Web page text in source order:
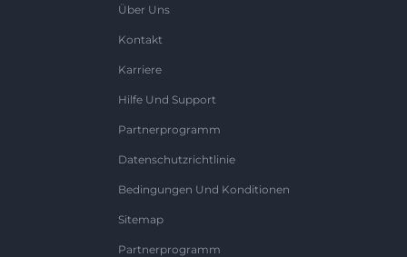
Über Uns
Kontakt
Karriere
Hilfe Und Support
Partnerprogramm
Datenschutzrichtlinie
Bedingungen Und Konditionen
Sitemap
Partnerprogramm